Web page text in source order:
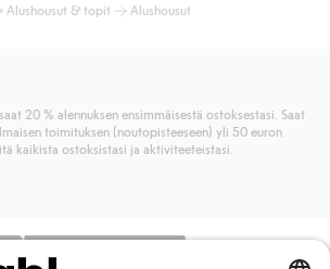
poistuvat automaattisesti, kun
pakettiautomaattiin ja PostNordin
€, riippumatta ostosummasta.
sekä muita maksuvaihtoehtoja.
Alushousut & topit Alushousut
20 % alennuksen ensimmäisestä ostoksestasi. Saat
toimituksen (noutopisteeseen) yli 50 euron
kaikista ostoksistasi ja aktiviteeteistasi.